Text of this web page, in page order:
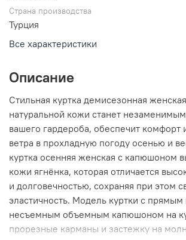
Страна производства
Турция
Все характеристики
Описание
Стильная куртка демисезонная
натуральной кожи станет
вашего гардероба, обеспечит комфорт
ветра в прохладную погоду осенью и
куртка осенняя женская с капюшоном
кожи ягнёнка, которая отличается
и долговечностью, сохраняя при этом
эластичность. Модель куртки с
несъемным объемным капюшоном на
прорезные карманы и застежку на